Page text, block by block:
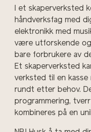
I et skaperverksted
håndverksfag med
elektronikk med
være utforskende
bare forbrukere av
Et skaperverksted
verksted til en
rundt etter behov.
programmering,
kombineres på en